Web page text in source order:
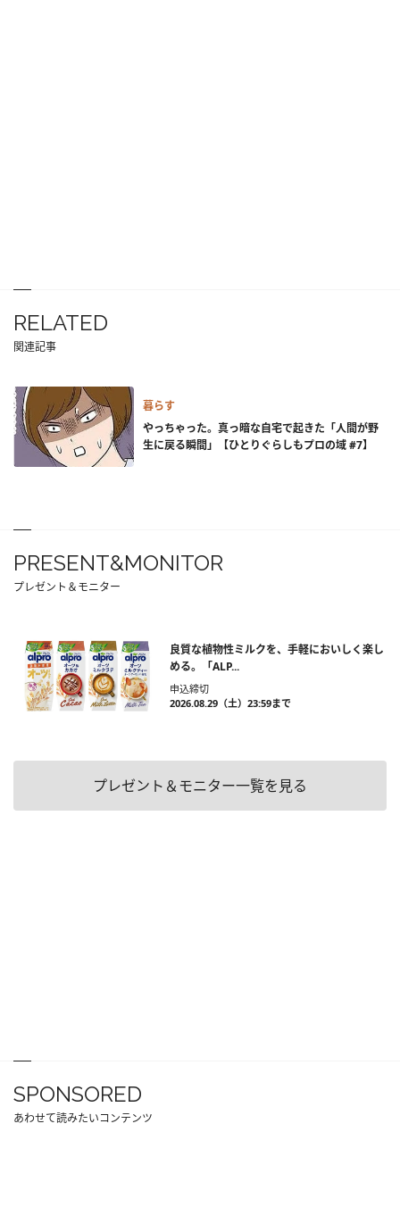
RELATED
関連記事
暮らす
やっちゃった。真っ暗な自宅で起きた「人間が野
生に戻る瞬間」【ひとりぐらしもプロの域 #7】
PRESENT&MONITOR
プレゼント＆モニター
良質な植物性ミルクを、手軽においしく楽し
める。「ALP...
申込締切
2026.08.29（土）23:59まで
プレゼント＆モニター一覧を見る
SPONSORED
あわせて読みたいコンテンツ